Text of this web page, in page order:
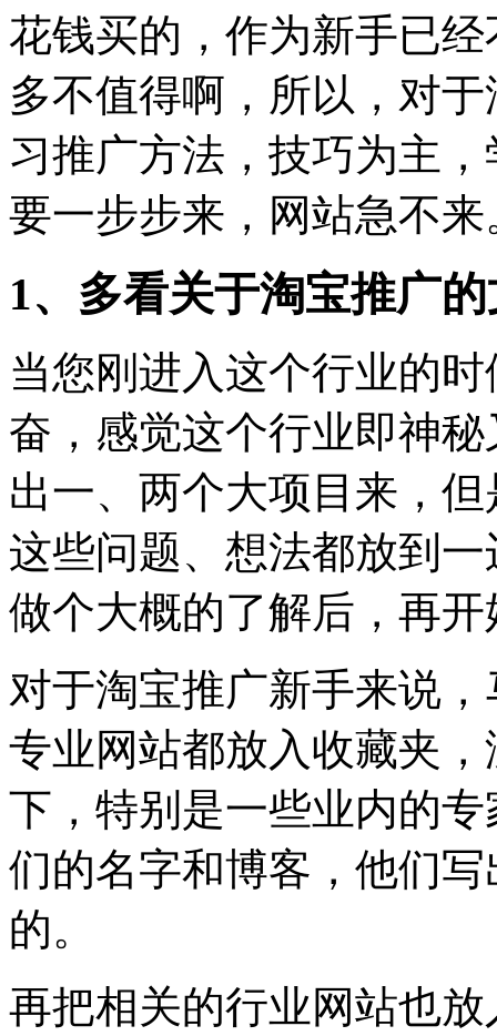
花钱买的，作为新手已
多不值得啊，所以，对
习推广方法，技巧为主
要一步步来，网站急不来
1、多看关于淘宝推广
当您刚进入这个行业的
奋，感觉这个行业即神
出一、两个大项目来，
这些问题、想法都放到
做个大概的了解后，再
对于淘宝推广新手来说
专业网站都放入收藏夹
下，特别是一些业内的
们的名字和博客，他们
的。
再把相关的行业网站也